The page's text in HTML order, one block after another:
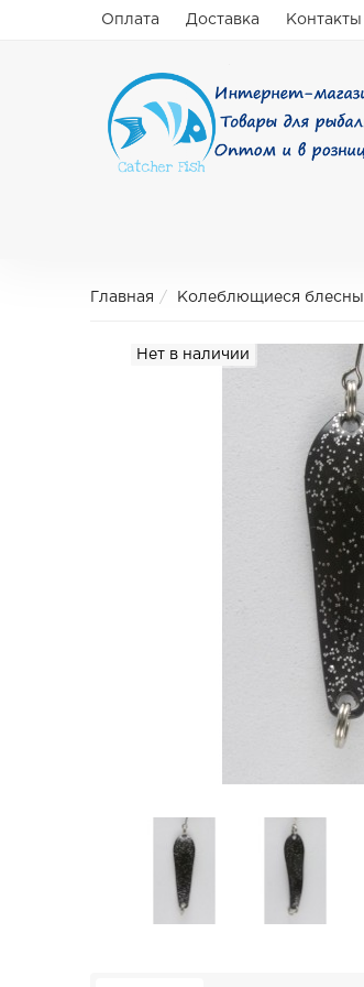
Оплата Доставка Контакты
Главная Колеблющиеся блесны
Нет в наличии